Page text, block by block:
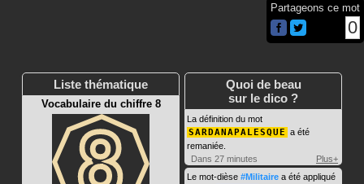
Partageons ce mot
0
Liste thématique
Vocabulaire du chiffre 8
Quoi de beau
sur le dico ?
La définition du mot
SARDANAPALESQUE a été
remaniée.
Dans 27 minutes
Plus+
Le mot-dièse #Militaire a été appliqué